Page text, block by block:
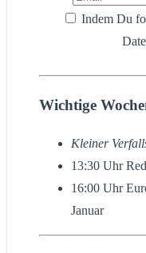
Indem Du
Wichtige
Kleiner
13:30 Uhr
16:00 Uhr
Januar